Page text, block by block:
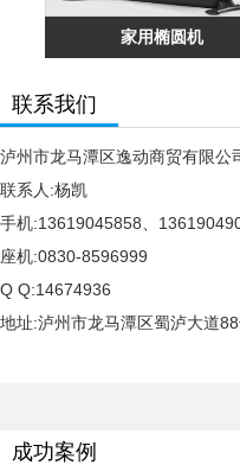
家用椭圆机
联系我们
泸州市龙马潭区逸动商贸有限公
联系人:杨凯
手机:13619045858、
座机:0830-8596999
Q Q:14674936
地址:泸州市龙马潭区蜀泸大道
成功案例